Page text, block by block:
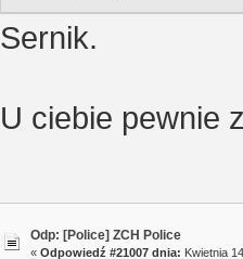
Sernik.
U ciebie pewnie
Odp: [Police] ZCH Police
« Odpowiedź #21007 dnia: Kwietnia